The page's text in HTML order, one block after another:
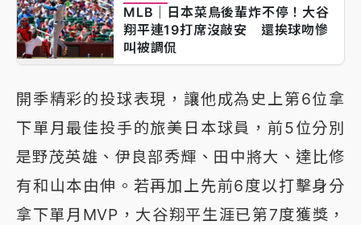
MLB｜日本菜鳥後輩炸不停！大谷
翔平連19打席沒敲安 還挨球吻慘
叫被調侃
開季精彩的投球表現，讓他成為史上第6位拿
下單月最佳投手的旅美日本球員，前5位分別
是野茂英雄、伊良部秀輝、田中將大、達比修
有和山本由伸。若再加上先前6度以打擊身分
拿下單月MVP，大谷翔平生涯已第7度獲獎，